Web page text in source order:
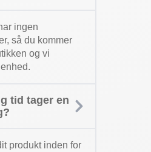
ingen
så du kommer
og vi
tid tager en
produkt inden for